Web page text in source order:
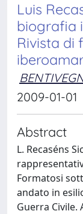
Luis
biografia
Rivista di
2009-01-01
Abstract
L. Recaséns
Formatosi
andato in
Guerra